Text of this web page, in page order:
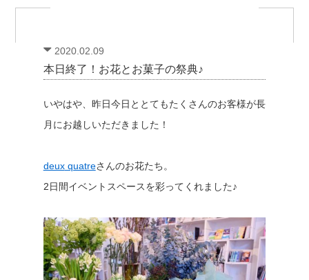
2020.02.09
本日終了！お花とお菓子の祭典♪
いやはや、昨日今日ととてもたくさんのお客様が長
月にお越しいただきました！
deuxquatreさんのお花たち。
2日間イベントスペースを彩ってくれました♪